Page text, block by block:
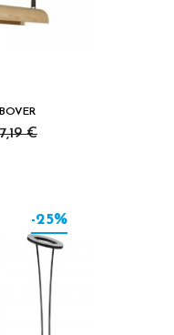
€
-25%